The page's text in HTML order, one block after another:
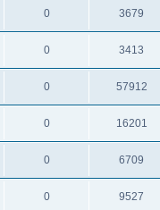
0 3679
0 3413
0 57912
0 16201
0 6709
0 9527